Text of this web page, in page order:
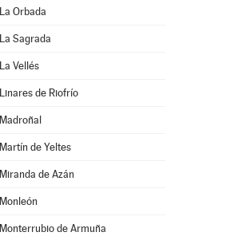
La Orbada
La Sagrada
La Vellés
Linares de Riofrío
Madroñal
Martín de Yeltes
Miranda de Azán
Monleón
Monterrubio de Armuña